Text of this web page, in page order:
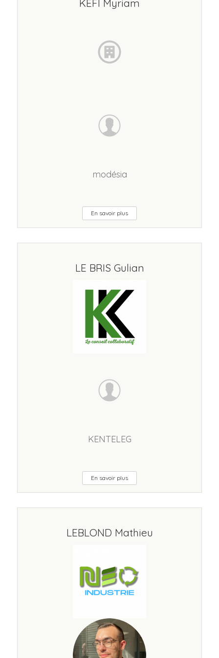
KEFI Myriam
modésia
En savoir plus
LE BRIS Gulian
KENTELEG
En savoir plus
LEBLOND Mathieu